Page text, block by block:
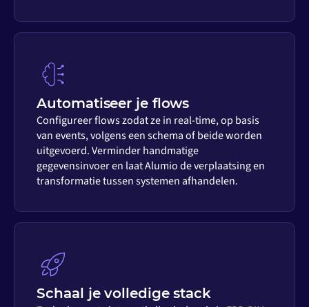
Automatiseer je flows
Configureer flows zodat ze in real-time, op basis
van events, volgens een schema of beide worden
uitgevoerd. Verminder handmatige
gegevensinvoer en laat Alumio de verplaatsing en
transformatie tussen systemen afhandelen.
Schaal je volledige stack